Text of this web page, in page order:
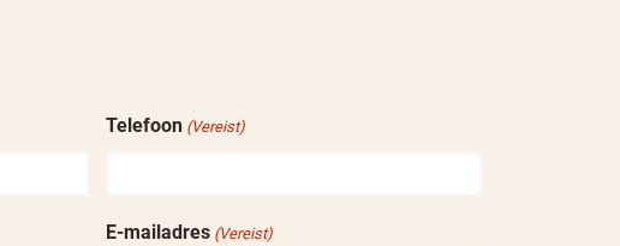
Telefoon (Vereist)
E-mailadres (Vereist)